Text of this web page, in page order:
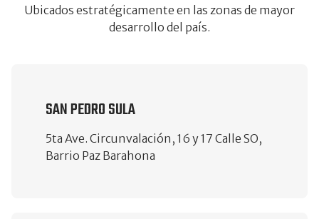
Ubicados estratégicamente en las zonas de mayor
desarrollo del país.
SAN PEDRO SULA
5ta Ave. Circunvalación, 16 y 17 Calle SO,
Barrio Paz Barahona